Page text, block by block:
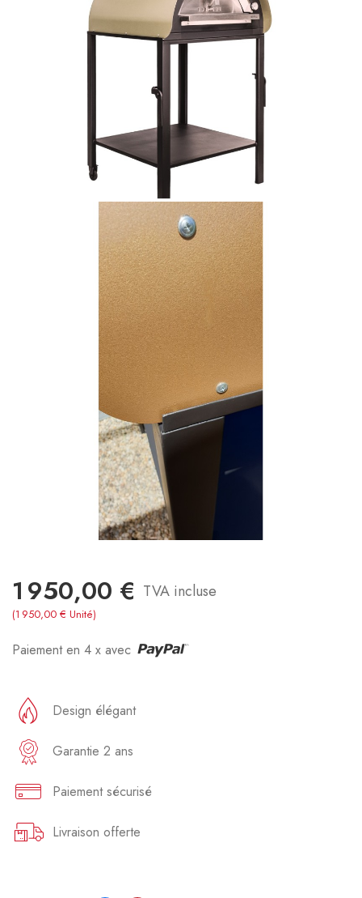
1 950,00 € TVA incluse
(1 950,00 € Unité)
Paiement en 4 x avec
Design élégant
Garantie 2 ans
Paiement sécurisé
Livraison offerte